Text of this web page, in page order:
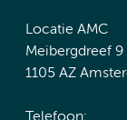
Locatie AMC
Meibergdreef 9
1105 AZ